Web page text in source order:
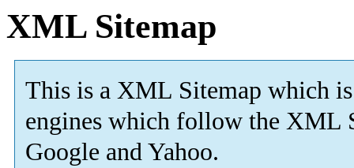
XML Sitemap
This is a XML Sitemap which is
engines which follow the XML
Google and Yahoo.